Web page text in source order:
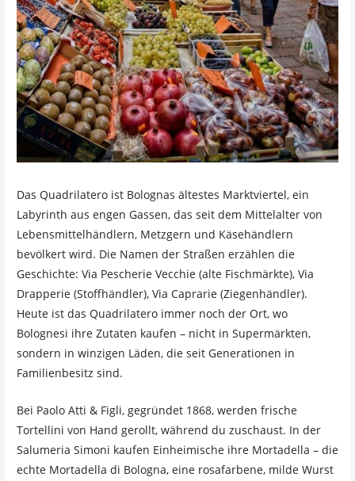
Das Quadrilatero ist Bolognas ältestes Marktviertel, ein
Labyrinth aus engen Gassen, das seit dem Mittelalter von
Lebensmittelhändlern, Metzgern und Käsehändlern
bevölkert wird. Die Namen der Straßen erzählen die
Geschichte: Via Pescherie Vecchie (alte Fischmärkte), Via
Drapperie (Stoffhändler), Via Caprarie (Ziegenhändler).
Heute ist das Quadrilatero immer noch der Ort, wo
Bolognesi ihre Zutaten kaufen – nicht in Supermärkten,
sondern in winzigen Läden, die seit Generationen in
Familienbesitz sind.
Bei Paolo Atti & Figli, gegründet 1868, werden frische
Tortellini von Hand gerollt, während du zuschaust. In der
Salumeria Simoni kaufen Einheimische ihre Mortadella – die
echte Mortadella di Bologna, eine rosafarbene, milde Wurst